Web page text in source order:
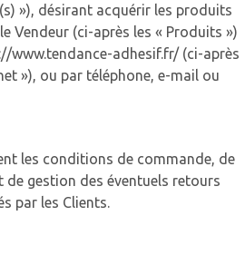
»), désirant acquérir les produits
Vendeur (ci-après les « Produits »)
www.tendance-adhesif.fr/ (ci-après
»), ou par téléphone, e-mail ou
les conditions de commande, de
de gestion des éventuels retours
par les Clients.